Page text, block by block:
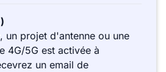
un projet d'antenne ou une
4G/5G est activée à
un email de